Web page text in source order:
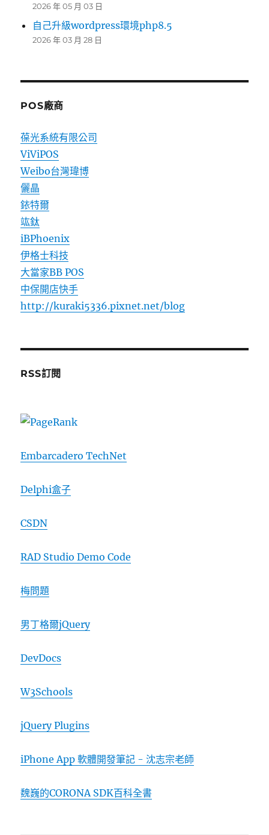
2026 年 05 月 03 日
自己升級wordpress環境php8.5
2026 年 03 月 28 日
POS廠商
葆光系統有限公司
ViViPOS
Weibo台灣瑋博
儷晶
銥特爾
竑鈦
iBPhoenix
伊格士科技
大當家BB POS
中保開店快手
http://kuraki5336.pixnet.net/blog
RSS訂閱
Embarcadero TechNet
Delphi盒子
CSDN
RAD Studio Demo Code
梅問題
男丁格爾jQuery
DevDocs
W3Schools
jQuery Plugins
iPhone App 軟體開發筆記 - 沈志宗老師
魏巍的CORONA SDK百科全書